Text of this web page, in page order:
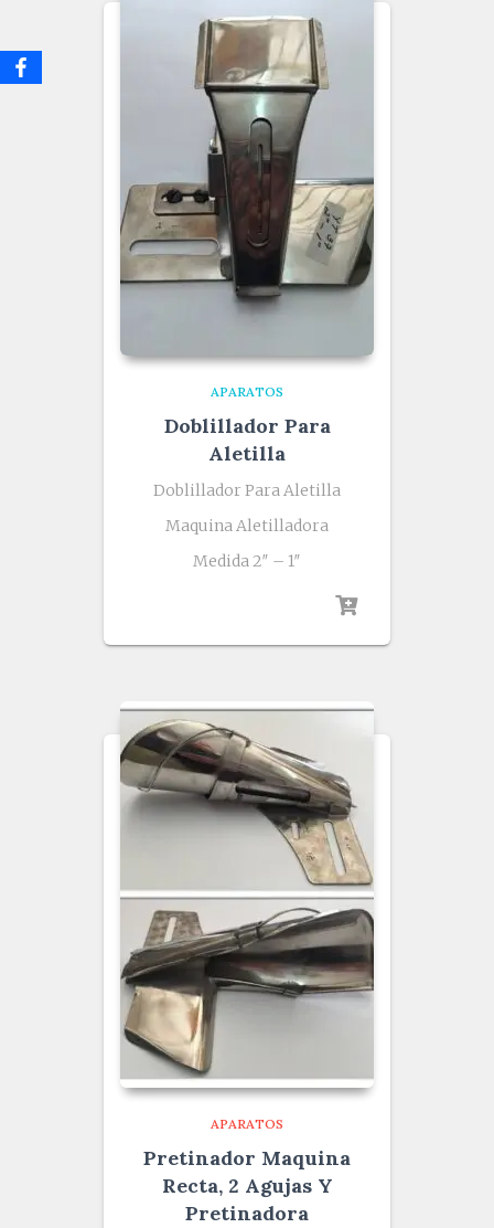
APARATOS
Doblillador Para
Aletilla
Doblillador Para Aletilla
Maquina Aletilladora
Medida 2″ – 1″
APARATOS
Pretinador Maquina
Recta, 2 Agujas Y
Pretinadora